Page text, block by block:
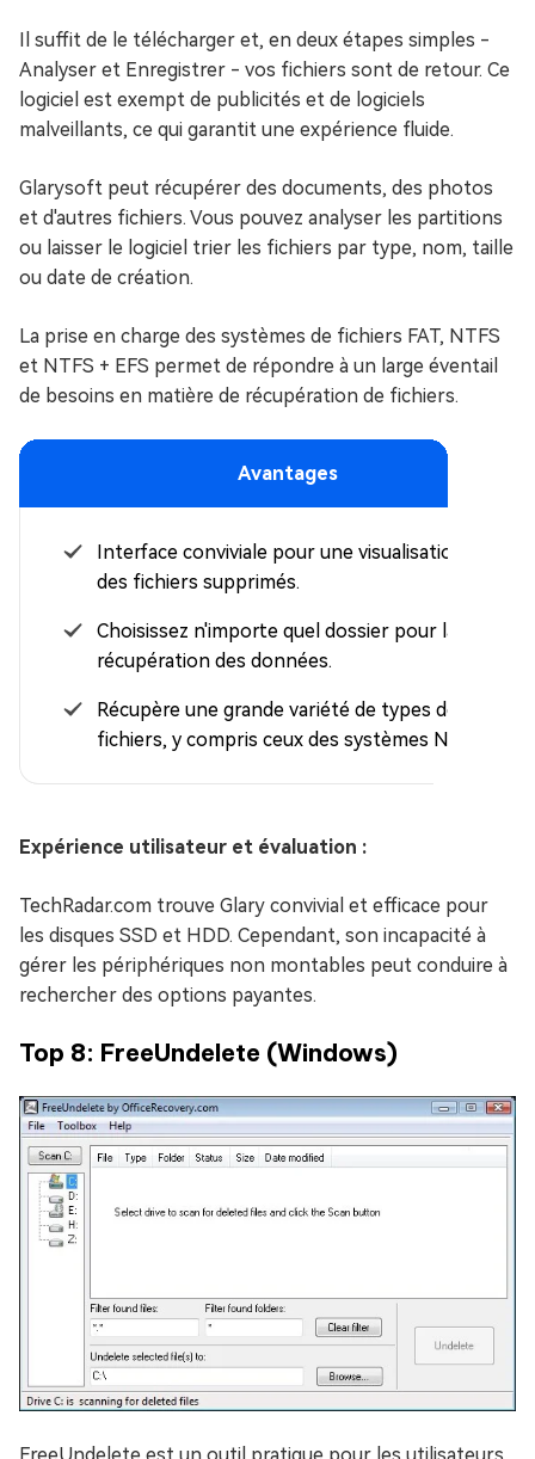
Il suffit de le télécharger et, en deux étapes simples -
Analyser et Enregistrer - vos fichiers sont de retour. Ce
logiciel est exempt de publicités et de logiciels
malveillants, ce qui garantit une expérience fluide.
Glarysoft peut récupérer des documents, des photos
et d'autres fichiers. Vous pouvez analyser les partitions
ou laisser le logiciel trier les fichiers par type, nom, taille
ou date de création.
La prise en charge des systèmes de fichiers FAT, NTFS
et NTFS + EFS permet de répondre à un large éventail
de besoins en matière de récupération de fichiers.
Avantages
Interface conviviale pour une visualisation facile
des fichiers supprimés.
Choisissez n'importe quel dossier pour la
récupération des données.
Récupère une grande variété de types de
fichiers, y compris ceux des systèmes NTFS.
Expérience utilisateur et évaluation :
TechRadar.com trouve Glary convivial et efficace pour
les disques SSD et HDD. Cependant, son incapacité à
gérer les périphériques non montables peut conduire à
rechercher des options payantes.
Top 8: FreeUndelete (Windows)